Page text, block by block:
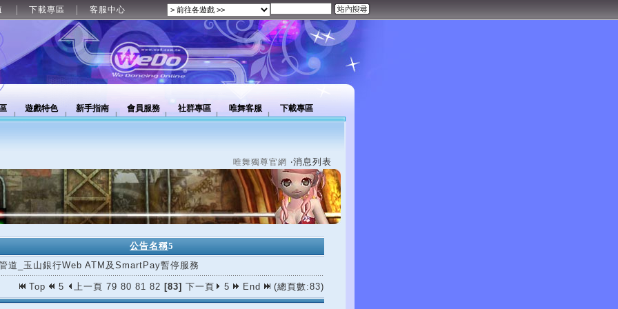
下載專區 客服中心
遊戲特色 新手指南 會員服務 社群專區 唯舞客服 下載專區
唯舞獨尊官網 ‧消息列表
公告名稱5
道_玉山銀行Web ATM及SmartPay暫停服務
Top 5 上一頁 79 80 81 82 [83] 下一頁 5 End (總頁數:83)